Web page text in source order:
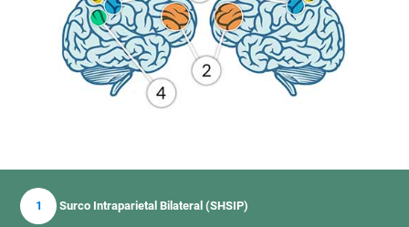
1 Surco Intraparietal Bilateral (SHSIP)